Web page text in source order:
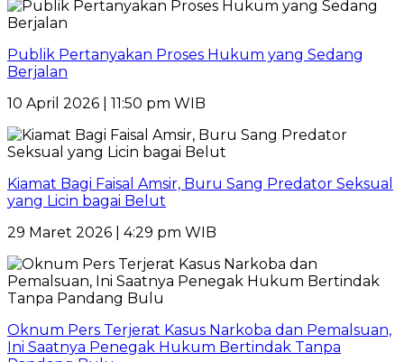
Publik Pertanyakan Proses Hukum yang Sedang
Berjalan
10 April 2026 | 11:50 pm WIB
Kiamat Bagi Faisal Amsir, Buru Sang Predator Seksual
yang Licin bagai Belut
29 Maret 2026 | 4:29 pm WIB
Oknum Pers Terjerat Kasus Narkoba dan Pemalsuan,
Ini Saatnya Penegak Hukum Bertindak Tanpa